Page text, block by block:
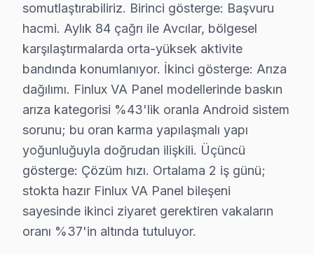
Cihangir'de Finlux TV Servisi
Cihangir mahallesi, çeşitli bina yaşları ile dikkat
Denizköşkler'de Finlux TV Servisi
Denizköşkler mahallesi, altyapısının genellikle
Firuzköy'de Finlux TV Servisi
Firuzköy'deki Finlux ekran sahipleri, sıklıkla ses
Gümüşpala'da Finlux TV Servisi
Gümüşpala mahallesi, daha modern yapıların
somutlaştırabiliriz. Birinci gösterge: Başvuru
hacmi. Aylık 84 çağrı ile Avcılar, bölgesel
karşılaştırmalarda orta-yüksek aktivite
bandında konumlanıyor. İkinci gösterge: Arıza
dağılımı. Finlux VA Panel modellerinde baskın
arıza kategorisi %43'lik oranla Android sistem
sorunu; bu oran karma yapılaşmalı yapı
yoğunluğuyla doğrudan ilişkili. Üçüncü
gösterge: Çözüm hızı. Ortalama 2 iş günü;
stokta hazır Finlux VA Panel bileşeni
sayesinde ikinci ziyaret gerektiren vakaların
oranı %37'in altında tutuluyor.